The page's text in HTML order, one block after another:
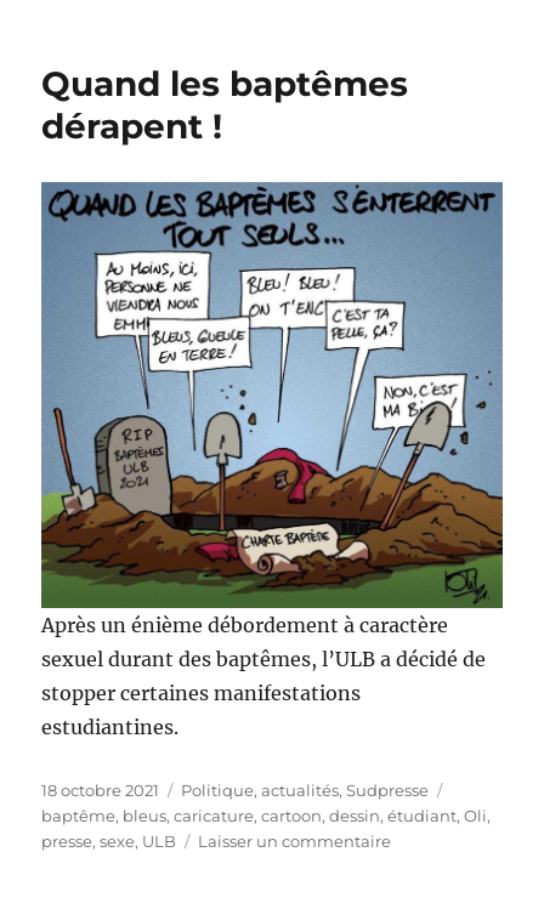
Quand les baptêmes
dérapent !
Après un énième débordement à caractère
sexuel durant des baptêmes, l’ULB a décidé de
stopper certaines manifestations
estudiantines.
Publié
le
18 octobre 2021 Catégories
Politique, actualités,Sudpresse
baptême, bleus,caricature,cartoon,dessin,étudiant,Oli,
presse,sexe, ULB Laisser un commentairesur